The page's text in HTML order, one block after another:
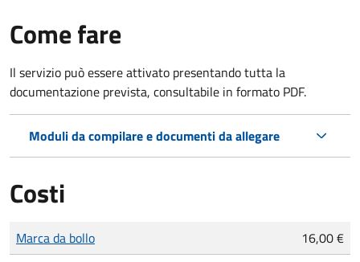
Come fare
Il servizio può essere attivato presentando tutta la
documentazione prevista, consultabile in formato PDF.
Moduli da compilare e documenti da allegare
Costi
Tipo di pagamento
Importo
Marca da bollo 16,00 €